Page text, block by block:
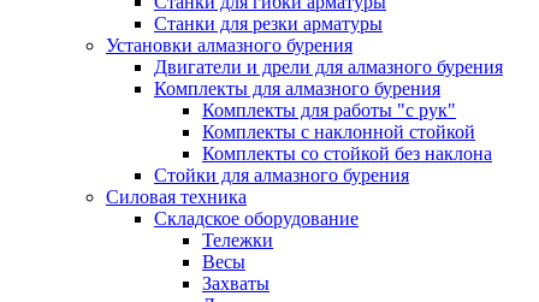
Станки для резки арматуры
Установки алмазного бурения
Двигатели и дрели для алмазного бурения
Комплекты для алмазного бурения
Комплекты для работы "с рук"
Комплекты с наклонной стойкой
Комплекты со стойкой без наклона
Стойки для алмазного бурения
Силовая техника
Складское оборудование
Тележки
Весы
Захваты